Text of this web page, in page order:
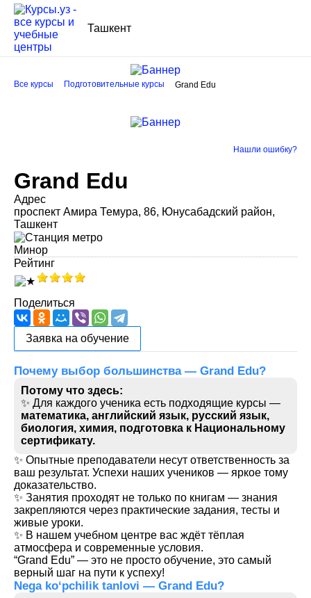
Ташкент
Все курсы Подготовительные курсы Grand Edu
Нашли ошибку?
Grand Edu
Адрес
проспект Амира Темура, 86, Юнусабадский район,
Ташкент
Минор
Рейтинг
Поделиться
Заявка на обучение
Почему выбор большинства — Grand Edu?
Потому что здесь:
✨ Для каждого ученика есть подходящие курсы —
математика, английский язык, русский язык,
биология, химия, подготовка к Национальному
сертификату.
✨ Опытные преподаватели несут ответственность за
ваш результат. Успехи наших учеников — яркое тому
доказательство.
✨ Занятия проходят не только по книгам — знания
закрепляются через практические задания, тесты и
живые уроки.
✨ В нашем учебном центре вас ждёт тёплая
атмосфера и современные условия.
“Grand Edu” — это не просто обучение, это самый
верный шаг на пути к успеху!
Nega ko‘pchilik tanlovi — Grand Edu?